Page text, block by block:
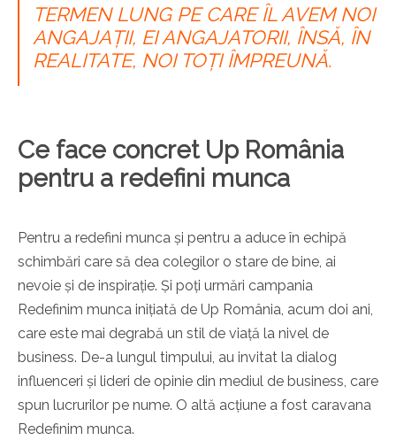
TERMEN LUNG PE CARE ÎL AVEM NOI
ANGAJAȚII, EI ANGAJATORII, ÎNSĂ, ÎN
REALITATE, NOI TOȚI ÎMPREUNĂ.
Ce face concret Up România
pentru a redefini munca
Pentru a redefini munca și pentru a aduce în echipă
schimbări care să dea colegilor o stare de bine, ai
nevoie și de inspirație. Și poți urmări campania
Redefinim munca inițiată de Up România, acum doi ani,
care este mai degrabă un stil de viață la nivel de
business. De-a lungul timpului, au invitat la dialog
influenceri și lideri de opinie din mediul de business, care
spun lucrurilor pe nume. O altă acțiune a fost caravana
Redefinim munca.